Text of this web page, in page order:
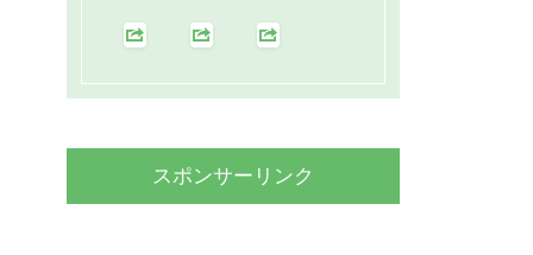
スポンサーリンク